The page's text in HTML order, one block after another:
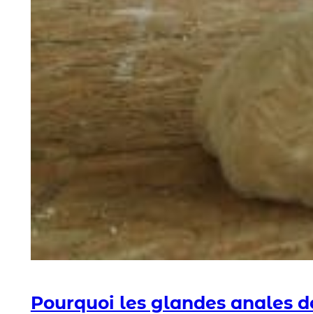
Pourquoi les glandes anales